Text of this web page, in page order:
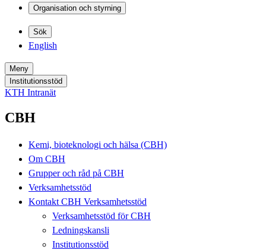
Organisation och styrning
Sök
English
Meny
Institutionsstöd
KTH Intranät
CBH
Kemi, bioteknologi och hälsa (CBH)
Om CBH
Grupper och råd på CBH
Verksamhetsstöd
Kontakt CBH Verksamhetsstöd
Verksamhetsstöd för CBH
Ledningskansli
Institutionsstöd